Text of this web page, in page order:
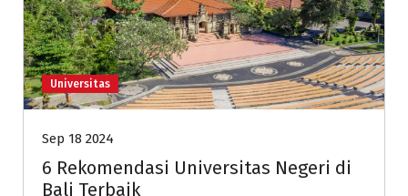
Universitas
Sep 18 2024
6 Rekomendasi Universitas Negeri di
Bali Terbaik